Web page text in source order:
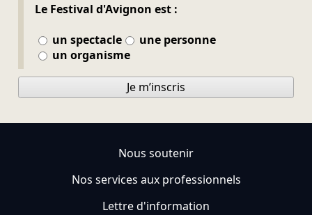
Le Festival d'Avignon est :
un spectacle
une personne
un organisme
Je m’inscris
Nous soutenir
Nos services aux professionnels
Lettre d'information